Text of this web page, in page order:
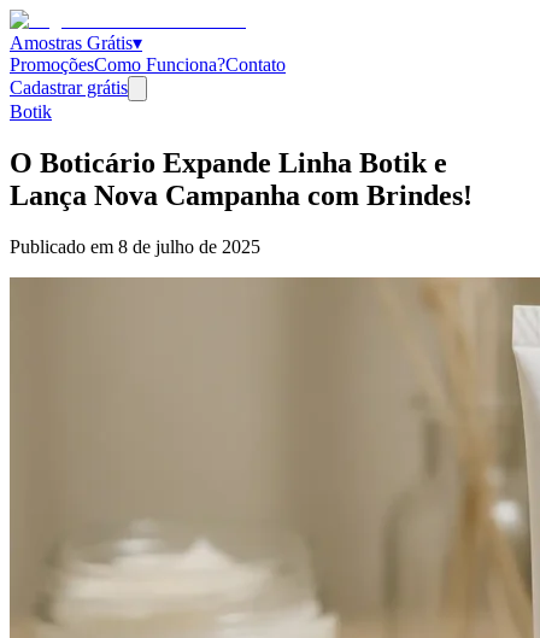
Amostras Grátis▾
PromoçõesComo Funciona?Contato
Cadastrar grátis
Botik
O Boticário Expande Linha Botik e
Lança Nova Campanha com Brindes!
Publicado em 8 de julho de 2025